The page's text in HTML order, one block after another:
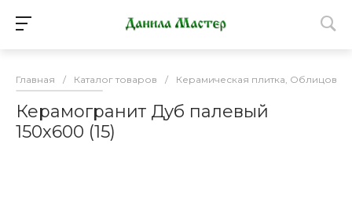
Главная / Каталог товаров / Керамическая плитка,
Керамогранит Дуб палевый
150х600 (15)